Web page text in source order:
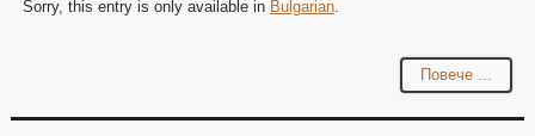
Sorry, this entry is only available in Bulgarian.
Повече ...